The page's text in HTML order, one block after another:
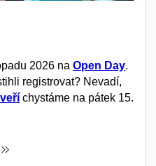
2026 na Open Day.
registrovat? Nevadí,
chystáme na pátek 15.